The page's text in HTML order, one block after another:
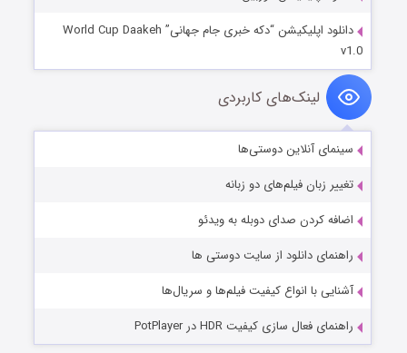
دانلود اپلیکیشن “دکه خبری جام جهانی” World Cup Daakeh
v1.0
لینک‌های کاربردی
سینمای آنلاین دوستی‌ها
تغییر زبان فیلم‌های دو زبانه
اضافه کردن صدای دوبله به ویدئو
راهنمای دانلود از سایت دوستی ها
آشنایی با انواع کیفیت فیلم‌ها و سریال‌ها
راهنمای فعال سازی کیفیت HDR در PotPlayer